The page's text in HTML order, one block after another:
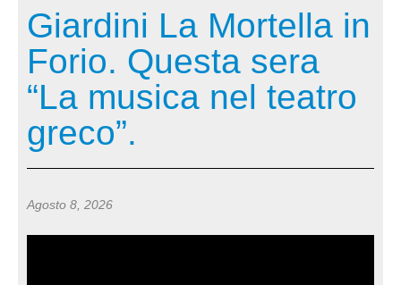
Giardini La Mortella in
Forio. Questa sera
“La musica nel teatro
greco”.
Agosto 8, 2026